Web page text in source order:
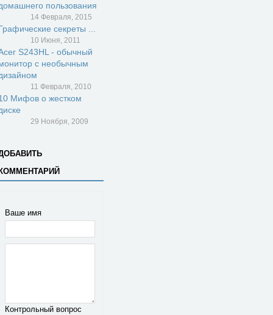
пользования
14 Февраля, 2015
секреты ...
10 Июня, 2011
S243HL - обычный
с необычным
11 Февраля, 2010
Мифов о жестком
29 Ноября, 2009
Ваше имя
Контрольный вопрос